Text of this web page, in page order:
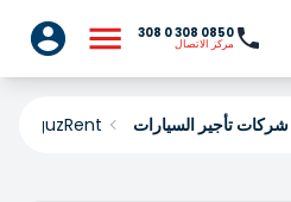
0850 308 0 308
مركز الاتصال
شركات تأجير السيارات OguzRent